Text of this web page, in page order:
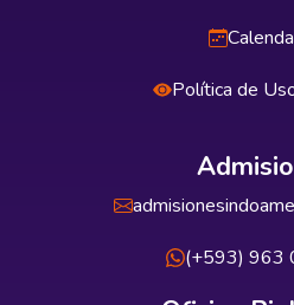
Política de
(+593) 963